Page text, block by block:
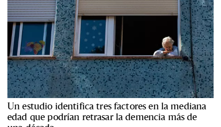
Un estudio identifica tres factores en la mediana
edad que podrían retrasar la demencia más de